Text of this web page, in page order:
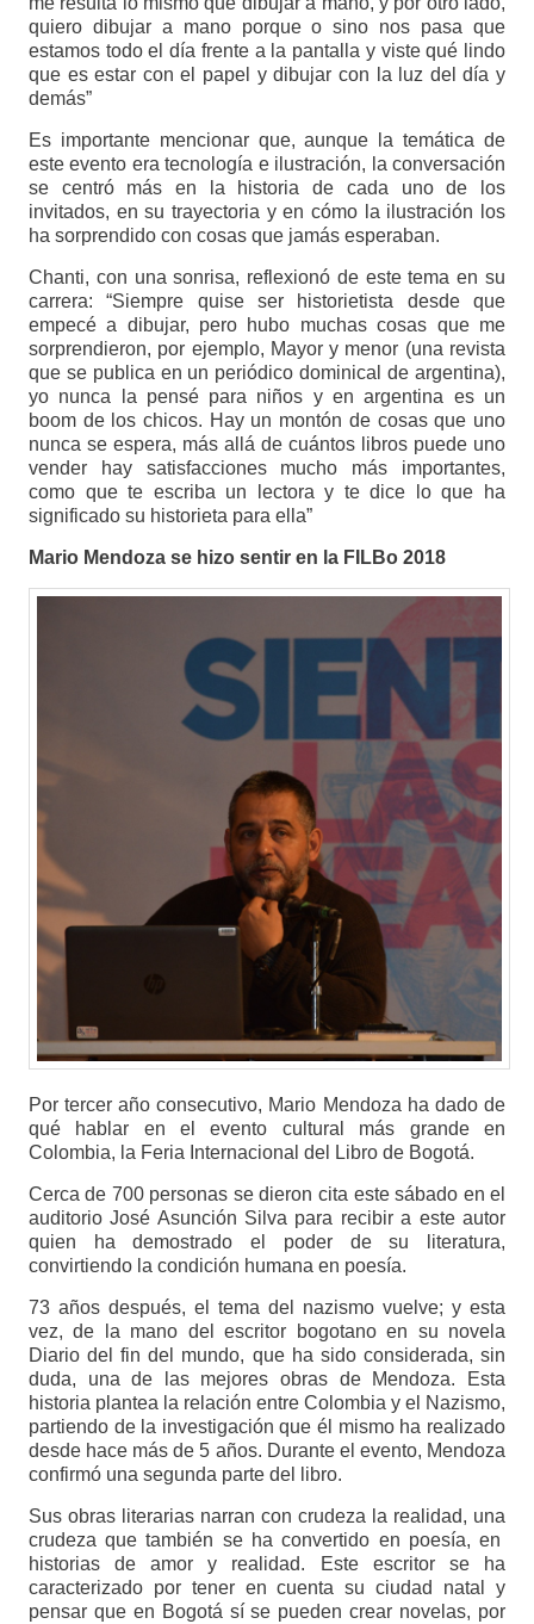
quiero dibujar a mano porque o sino nos pasa que
estamos todo el día frente a la pantalla y viste qué lindo
que es estar con el papel y dibujar con la luz del día y
demás”
Es importante mencionar que, aunque la temática de
este evento era tecnología e ilustración, la conversación
se centró más en la historia de cada uno de los
invitados, en su trayectoria y en cómo la ilustración los
ha sorprendido con cosas que jamás esperaban.
Chanti, con una sonrisa, reflexionó de este tema en su
carrera: “Siempre quise ser historietista desde que
empecé a dibujar, pero hubo muchas cosas que me
sorprendieron, por ejemplo, Mayor y menor (una revista
que se publica en un periódico dominical de argentina),
yo nunca la pensé para niños y en argentina es un
boom de los chicos. Hay un montón de cosas que uno
nunca se espera, más allá de cuántos libros puede uno
vender hay satisfacciones mucho más importantes,
como que te escriba un lectora y te dice lo que ha
significado su historieta para ella”
Mario Mendoza se hizo sentir en la FILBo 2018
Por tercer año consecutivo, Mario Mendoza ha dado de
qué hablar en el evento cultural más grande en
Colombia, la Feria Internacional del Libro de Bogotá.
Cerca de 700 personas se dieron cita este sábado en el
auditorio José Asunción Silva para recibir a este autor
quien ha demostrado el poder de su literatura,
convirtiendo la condición humana en poesía.
73 años después, el tema del nazismo vuelve; y esta
vez, de la mano del escritor bogotano en su novela
Diario del fin del mundo, que ha sido considerada, sin
duda, una de las mejores obras de Mendoza. Esta
historia plantea la relación entre Colombia y el Nazismo,
partiendo de la investigación que él mismo ha realizado
desde hace más de 5 años. Durante el evento, Mendoza
confirmó una segunda parte del libro.
Sus obras literarias narran con crudeza la realidad, una
crudeza que también se ha convertido en poesía, en
historias de amor y realidad. Este escritor se ha
caracterizado por tener en cuenta su ciudad natal y
pensar que en Bogotá sí se pueden crear novelas, por